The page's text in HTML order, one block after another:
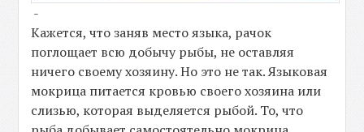
-
Кажется, что заняв место языка, рачок
поглощает всю добычу рыбы, не оставляя
ничего своему хозяину. Но это не так. Языковая
мокрица питается кровью своего хозяина или
слизью, которая выделяется рыбой. То, что